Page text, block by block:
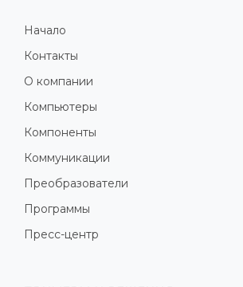
Начало
Контакты
О компании
Компьютеры
Компоненты
Коммуникации
Преобразователи
Программы
Пресс-центр